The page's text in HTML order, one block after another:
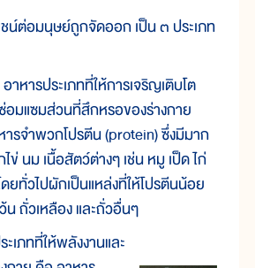
ชน์ต่อมนุษย์ถูกจัดออก เป็น ๓ ประเภท
รประเภทที่ให้การเจริญเติบโต
อมแซมส่วนที่สึกหรอของร่างกาย
ารจำพวกโปรตีน (protein) ซึ่งมีมาก
ข่ นม เนื้อสัตว์ต่างๆ เช่น หมู เป็ด ไก่
ยทั่วไปผักเป็นแหล่งที่ให้โปรตีนน้อย
น ถั่วเหลือง และถั่วอื่นๆ
ทที่ให้พลังงานและ